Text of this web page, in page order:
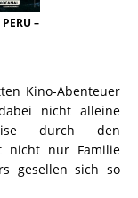
–
Kino-Abenteuer
nicht alleine
durch den
nicht nur Familie
gesellen sich so